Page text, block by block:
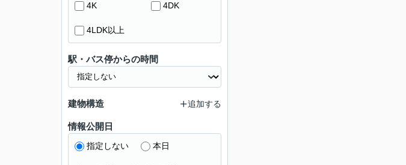
4K 4DK
4LDK以上
駅・バス停からの時間
建物構造 追加する
情報公開日
指定しない 本日